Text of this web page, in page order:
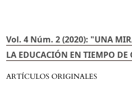
Vol. 4 Núm. 2 (2020): "UNA
LA EDUCACIÓN EN TIEMPO DE
ARTÍCULOS ORIGINALES